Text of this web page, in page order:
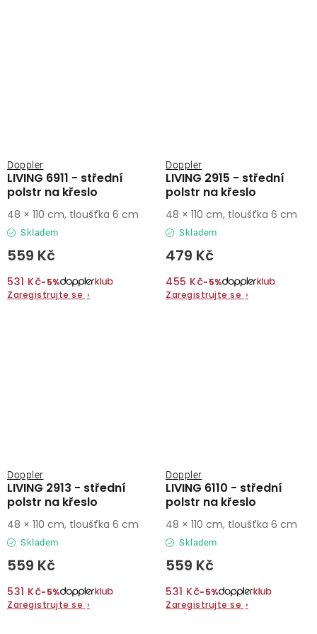
LIVING 6911 - střední
polstr na křeslo
Doppler
Skladem
559 Kč
531 Kč−5%
Zaregistrujte se ›
48 × 110 cm, tloušťka 6 cm
LIVING 2915 - střední
polstr na křeslo
Doppler
Skladem
479 Kč
455 Kč−5%
Zaregistrujte se ›
48 × 110 cm, tloušťka 6 cm
LIVING 2913 - střední
polstr na křeslo
Doppler
Skladem
559 Kč
531 Kč−5%
Zaregistrujte se ›
48 × 110 cm, tloušťka 6 cm
LIVING 6110 - střední
polstr na křeslo
Doppler
Skladem
559 Kč
531 Kč−5%
Zaregistrujte se ›
48 × 110 cm, tloušťka 6 cm